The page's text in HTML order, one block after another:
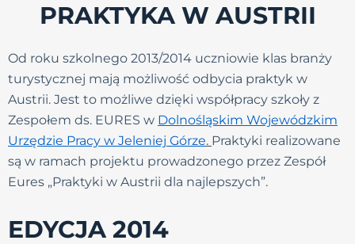
PRAKTYKA W AUSTRII
Od roku szkolnego 2013/2014 uczniowie klas branży
turystycznej mają możliwość odbycia praktyk w
Austrii. Jest to możliwe dzięki współpracy szkoły z
Zespołem ds. EURES w Dolnośląskim Wojewódzkim
Urzędzie Pracy w Jeleniej Górze. Praktyki realizowane
są w ramach projektu prowadzonego przez Zespół
Eures „Praktyki w Austrii dla najlepszych”.
EDYCJA 2014